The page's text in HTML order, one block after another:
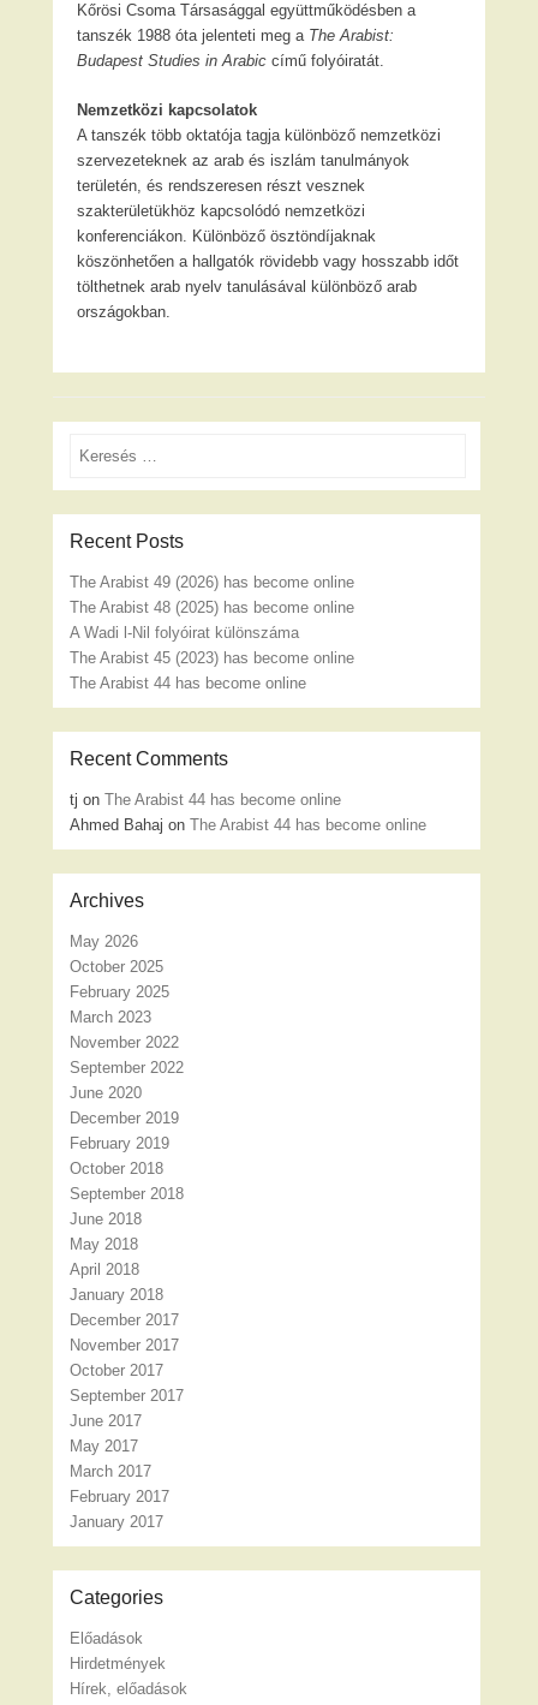
Kőrösi Csoma Társasággal együttműködésben a
tanszék 1988 óta jelenteti meg a The Arabist:
Budapest Studies in Arabic című folyóiratát.
Nemzetközi kapcsolatok
A tanszék több oktatója tagja különböző nemzetközi
szervezeteknek az arab és iszlám tanulmányok
területén, és rendszeresen részt vesznek
szakterületükhöz kapcsolódó nemzetközi
konferenciákon. Különböző ösztöndíjaknak
köszönhetően a hallgatók rövidebb vagy hosszabb időt
tölthetnek arab nyelv tanulásával különböző arab
országokban.
Search
Recent Posts
The Arabist 49 (2026) has become online
The Arabist 48 (2025) has become online
A Wadi l-Nil folyóirat különszáma
The Arabist 45 (2023) has become online
The Arabist 44 has become online
Recent Comments
tj onThe Arabist 44 has become online
Ahmed Bahaj onThe Arabist 44 has become online
Archives
May 2026
October 2025
February 2025
March 2023
November 2022
September 2022
June 2020
December 2019
February 2019
October 2018
September 2018
June 2018
May 2018
April 2018
January 2018
December 2017
November 2017
October 2017
September 2017
June 2017
May 2017
March 2017
February 2017
January 2017
Categories
Előadások
Hirdetmények
Hírek, előadások